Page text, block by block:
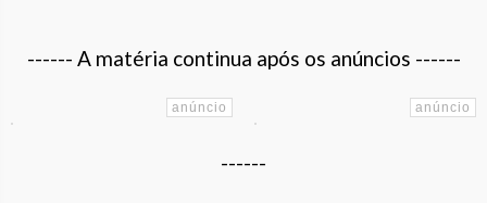
------ A matéria continua após os anúncios ------
------